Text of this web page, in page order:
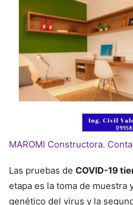
MAROMI Constructora.
Las pruebas de COVID-19
etapa es la toma de muestra
genético del virus y la